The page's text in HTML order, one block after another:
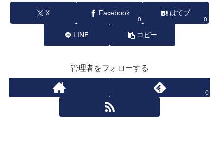
X Facebook
0
はてブ
0
LINE コピー
管理者をフォローする
0